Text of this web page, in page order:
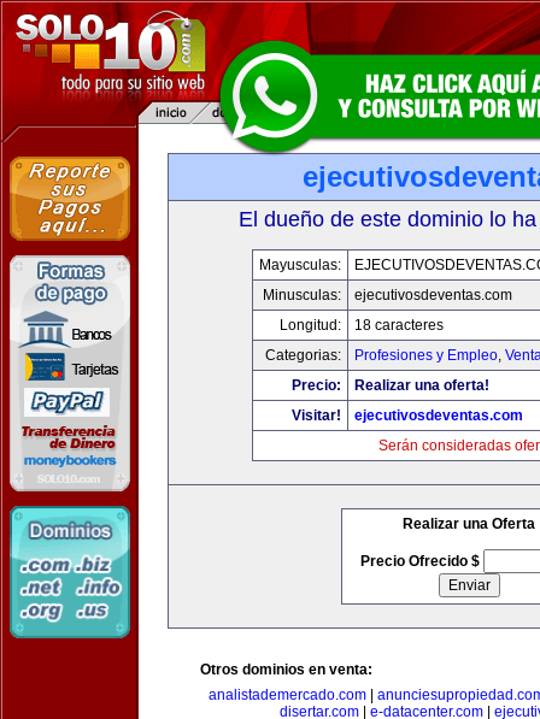
El dueño de este dominio lo
Mayusculas:
Minusculas:
ejecutivosdeventas.com
Longitud:
18 caracteres
Categorias:
Profesiones y Empleo,
Precio:
Realizar una oferta!
Visitar!
ejecutivosdeventas.com
Serán consideradas
Realizar una Oferta
Precio Ofrecido $
Otros dominios en venta:
analistademercado.com
disertar.com| e-datacenter.com|